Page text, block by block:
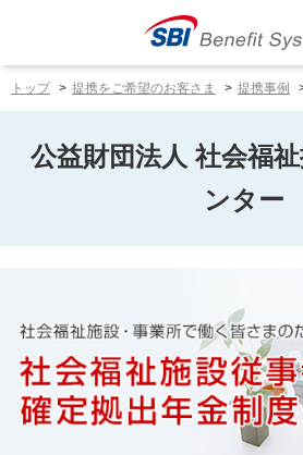
トップ 提携をご希望のお客さま 提携事例
公益財団法人 社会福
ンター